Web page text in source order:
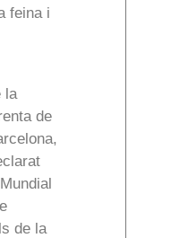
feina i
la
de
de la